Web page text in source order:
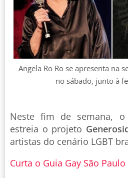
Angela Ro Ro se apresenta na
no sábado, junto à
Neste fim de semana, o
estreia o projeto
artistas do cenário LGBT
Curta o Guia Gay São